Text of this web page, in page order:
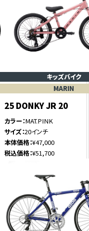
キッズバイク
MARIN
25 DONKY JR 20
カラー MAT.PINK
サイズ 20インチ
本体価格 ¥47,000
税込価格 ¥51,700